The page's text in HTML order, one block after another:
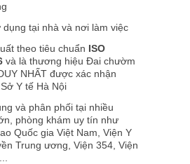
dụng tại nhà và nơi làm việc
theo tiêu chuẩn ISO
và là thương hiệu Đai chườm
NHẤT được xác nhận
Y tế Hà Nội
và phân phối tại nhiều
phòng khám uy tín như
Quốc gia Việt Nam, Viện Y
Trung ương, Viện 354, Viện